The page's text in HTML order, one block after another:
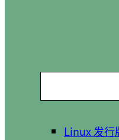
索
Linux 发行